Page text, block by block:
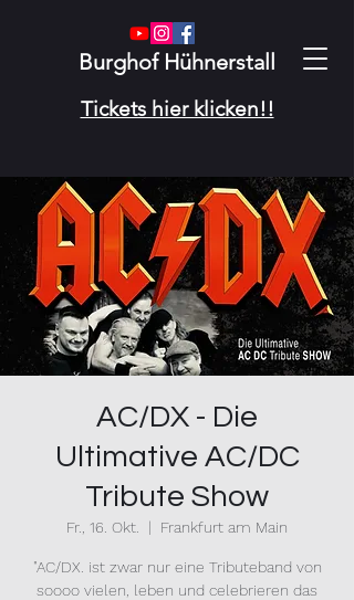
Burghof Hühnerstall
Tickets hier klicken!!
AC/DX - Die
Ultimative AC/DC
Tribute Show
Fr., 16. Okt.
  |
Frankfurt am Main
"AC/DX. ist zwar nur eine Tributeband von
soooo vielen, leben und celebrieren das